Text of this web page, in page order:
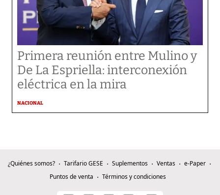
Primera reunión entre Mulino y
De La Espriella: interconexión
eléctrica en la mira
NACIONAL
¿Quiénes somos? Tarifario GESE Suplementos Ventas
e-Paper
Puntos de venta
Términos y condiciones